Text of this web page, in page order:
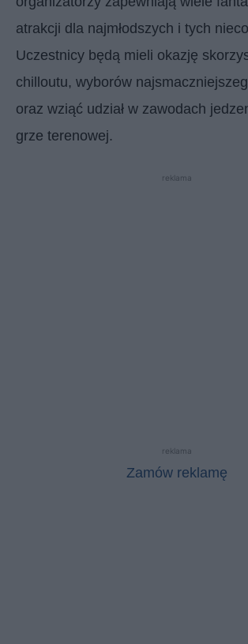
atrakcji dla najmłodszych i tych
Uczestnicy będą mieli okazję
chilloutu, wyborów
oraz wziąć udział w zawodach
grze terenowej.
reklama
reklama
Zamów reklamę